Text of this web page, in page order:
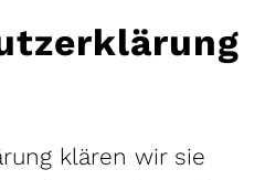
uns
klären wir sie